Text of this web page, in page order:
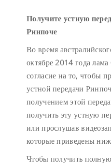
Получите устную
Ринпоче
Во время
октябре 2014 года
согласие на то, чтобы
устной передачи
получением этой
получить эту устную
или прослушав
которые приведены
Чтобы получить